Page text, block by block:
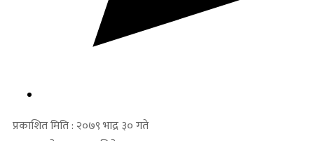
प्रकाशित मिति : २०७९ भाद्र ३० गते